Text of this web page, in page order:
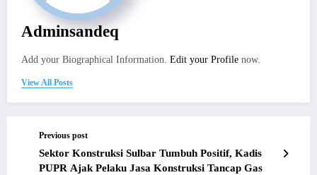
Adminsandeq
Add your Biographical Information. Edit your Profile now.
View All Posts
Previous post
Sektor Konstruksi Sulbar Tumbuh Positif, Kadis
PUPR Ajak Pelaku Jasa Konstruksi Tancap Gas